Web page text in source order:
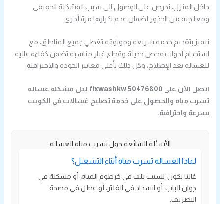
داخل المنزل، نحرص على الوصول إلى سبب المشكلة الحقيقي
ومعالجته من الجذور لضمان عدم تكرارها مرة أخرى.
نتميز بتقديم خدمة سريعة وموثوقة تغطي جميع المناطق، مع
استخدام أدوات فحص حديثة وقطع غيار مناسبة تضمن كفاءة عالية
للغسالة بعد الإصلاح، وكل ذلك بأعلى معايير الجودة والاحترافية.
اتصل الآن على fixwashkw 50476800 لحل مشكلة غسالة
تسرب مياه والحصول على خدمة تصليح غسالات في الكويت
بسرعة واحترافية.
الأسئلة الشائعة حول تسرب مياه الغساله
لماذا الغساله تسرب مياه أثناء التشغيل؟
غالبًا يكون السبب تلف في خرطوم المياه، أو مشكلة في
جوان الباب، أو انسداد في الفلتر، أو عطل في مضخة
التصريف.